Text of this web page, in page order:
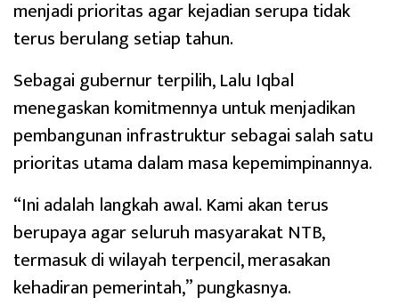
menjadi prioritas agar kejadian serupa tidak
terus berulang setiap tahun.
Sebagai gubernur terpilih, Lalu Iqbal
menegaskan komitmennya untuk menjadikan
pembangunan infrastruktur sebagai salah satu
prioritas utama dalam masa kepemimpinannya.
“Ini adalah langkah awal. Kami akan terus
berupaya agar seluruh masyarakat NTB,
termasuk di wilayah terpencil, merasakan
kehadiran pemerintah,” pungkasnya.